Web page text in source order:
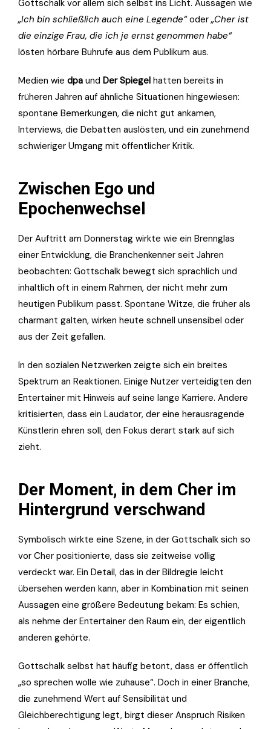
Gottschalk vor allem sich selbst ins Licht. Aussagen wie
„Ich bin schließlich auch eine Legende“oder„Cher ist
die einzige Frau, die ich je ernst genommen habe“
lösten hörbare Buhrufe aus dem Publikum aus.
Medien wie dpa und Der Spiegel hatten bereits in
früheren Jahren auf ähnliche Situationen hingewiesen:
spontane Bemerkungen, die nicht gut ankamen,
Interviews, die Debatten auslösten, und ein zunehmend
schwieriger Umgang mit öffentlicher Kritik.
Zwischen Ego und
Epochenwechsel
Der Auftritt am Donnerstag wirkte wie ein Brennglas
einer Entwicklung, die Branchenkenner seit Jahren
beobachten: Gottschalk bewegt sich sprachlich und
inhaltlich oft in einem Rahmen, der nicht mehr zum
heutigen Publikum passt. Spontane Witze, die früher als
charmant galten, wirken heute schnell unsensibel oder
aus der Zeit gefallen.
In den sozialen Netzwerken zeigte sich ein breites
Spektrum an Reaktionen. Einige Nutzer verteidigten den
Entertainer mit Hinweis auf seine lange Karriere. Andere
kritisierten, dass ein Laudator, der eine herausragende
Künstlerin ehren soll, den Fokus derart stark auf sich
zieht.
Der Moment, in dem Cher im
Hintergrund verschwand
Symbolisch wirkte eine Szene, in der Gottschalk sich so
vor Cher positionierte, dass sie zeitweise völlig
verdeckt war. Ein Detail, das in der Bildregie leicht
übersehen werden kann, aber in Kombination mit seinen
Aussagen eine größere Bedeutung bekam: Es schien,
als nehme der Entertainer den Raum ein, der eigentlich
anderen gehörte.
Gottschalk selbst hat häufig betont, dass er öffentlich
„so sprechen wolle wie zuhause“. Doch in einer Branche,
die zunehmend Wert auf Sensibilität und
Gleichberechtigung legt, birgt dieser Anspruch Risiken